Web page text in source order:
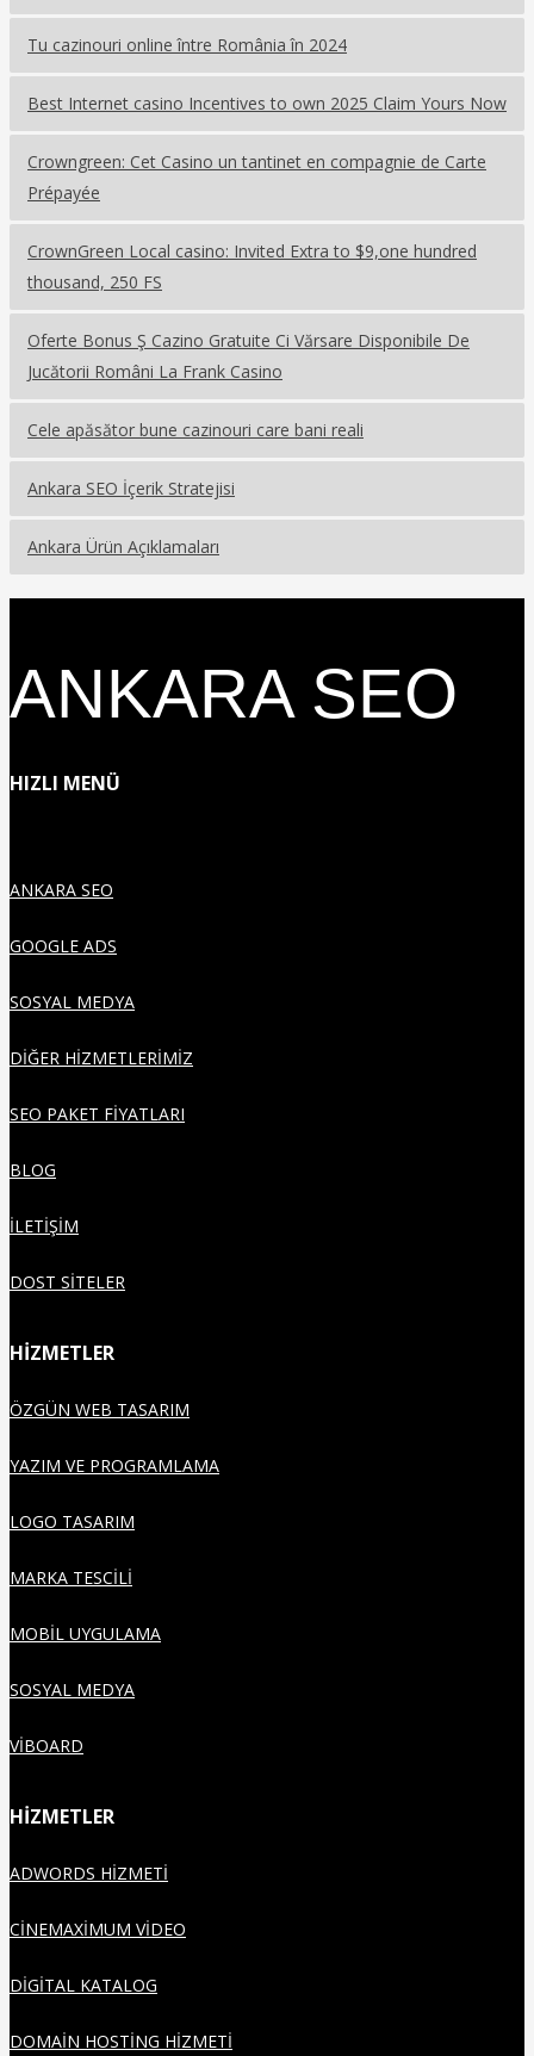
Tu cazinouri online între România în 2024
Best Internet casino Incentives to own 2025 Claim Yours Now
Crowngreen: Cet Casino un tantinet en compagnie de Carte
Prépayée
CrownGreen Local casino: Invited Extra to $9,one hundred
thousand, 250 FS
Oferte Bonus Ş Cazino Gratuite Ci Vărsare Disponibile De
Jucătorii Români La Frank Casino
Cele apăsător bune cazinouri care bani reali
Ankara SEO İçerik Stratejisi
Ankara Ürün Açıklamaları
ANKARA SEO
HIZLI MENÜ
ANKARA SEO
GOOGLE ADS
SOSYAL MEDYA
DİĞER HİZMETLERİMİZ
SEO PAKET FİYATLARI
BLOG
İLETİŞİM
DOST SİTELER
HİZMETLER
ÖZGÜN WEB TASARIM
YAZIM VE PROGRAMLAMA
LOGO TASARIM
MARKA TESCILI
MOBIL UYGULAMA
SOSYAL MEDYA
VIBOARD
HİZMETLER
ADWORDS HIZMETI
CINEMAXIMUM VIDEO
DIGITAL KATALOG
DOMAIN HOSTING HIZMETI